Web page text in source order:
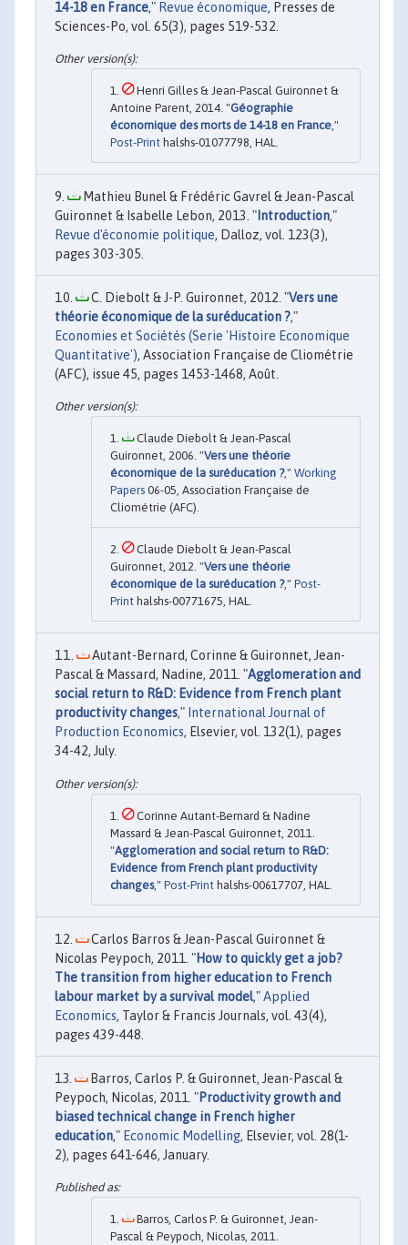
14-18 en France," Revue économique, Presses de
Sciences-Po, vol. 65(3), pages 519-532.
Henri Gilles & Jean-Pascal Guironnet &
Antoine Parent, 2014. "Géographie
économique des morts de 14-18 en France ,"
Post-Print halshs-01077798, HAL.
Mathieu Bunel & Frédéric Gavrel & Jean-Pascal
Guironnet & Isabelle Lebon, 2013. " Introduction,"
Revue d'économie politique, Dalloz, vol. 123(3),
pages 303-305.
C. Diebolt & J-P. Guironnet, 2012. "Vers une
théorie économique de la suréducation ?,"
Economies et Sociétés (Serie 'Histoire Economique
Quantitative'), Association Française de Cliométrie
(AFC), issue 45, pages 1453-1468, Août.
Claude Diebolt & Jean-Pascal
Guironnet, 2006. "Vers une théorie
économique de la suréducation ?," Working
Papers 06-05, Association Française de
Cliométrie (AFC).
Claude Diebolt & Jean-Pascal
Guironnet, 2012. "Vers une théorie
économique de la suréducation ?," Post-
Print halshs-00771675, HAL.
Autant-Bernard, Corinne & Guironnet, Jean-
Pascal & Massard, Nadine, 2011. "Agglomeration and
social return to R&D: Evidence from French plant
productivity changes," International Journal of
Production Economics, Elsevier, vol. 132(1), pages
34-42, July.
Corinne Autant-Bernard & Nadine
Massard & Jean-Pascal Guironnet, 2011.
"Agglomeration and social return to R&D:
Evidence from French plant productivity
changes," Post-Print halshs-00617707, HAL.
Carlos Barros & Jean-Pascal Guironnet &
Nicolas Peypoch, 2011. "How to quickly get a job?
The transition from higher education to French
labour market by a survival model,"Applied
Economics, Taylor & Francis Journals, vol. 43(4),
pages 439-448.
Barros, Carlos P. & Guironnet, Jean-Pascal &
Peypoch, Nicolas, 2011. "Productivity growth and
biased technical change in French higher
education," Economic Modelling, Elsevier, vol. 28(1-
2), pages 641-646, January.
Barros, Carlos P. & Guironnet, Jean-
Pascal & Peypoch, Nicolas, 2011.